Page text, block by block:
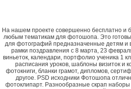
На нашем проекте совершенно бесплатно и
любым тематикам для фотошопа. Это
для фотографий предназначенные детям и
рамки поздравления с 8 марта, 23
виньеток, календари, портфолио ученика 1
расписания уроков, шаблоны визиток и
фотокниги, бланки грамот, дипломов,
другое. PSD исходники Фотошопа
фотоклипарт. Разнообразные скрап